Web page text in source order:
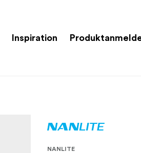
Inspiration
NANLITE